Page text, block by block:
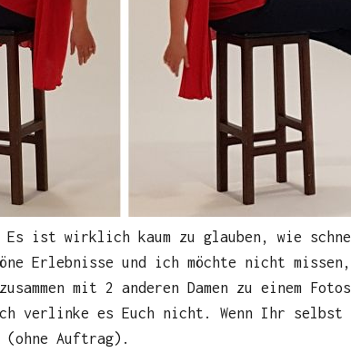
Es ist wirklich kaum zu glauben, wie
Erlebnisse und ich möchte nicht
mit 2 anderen Damen zu einem
verlinke es Euch nicht. Wenn Ihr
(ohne Auftrag).